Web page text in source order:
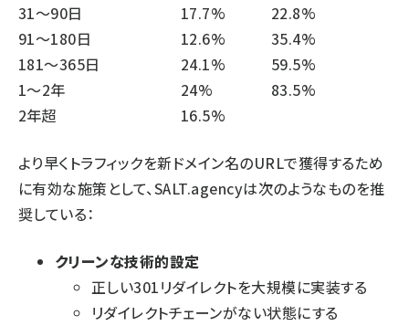
31〜90日
17.7%
22.8%
91〜180日
12.6%
35.4%
181〜365日
24.1%
59.5%
1〜2年
24%
83.5%
2年超
16.5%
より早くトラフィックを新ドメイン名のURLで獲得するため
に有効な施策として、SALT.agencyは次のようなものを推
奨している：
クリーンな技術的設定
正しい301リダイレクトを大規模に実装する
リダイレクトチェーンがない状態にする